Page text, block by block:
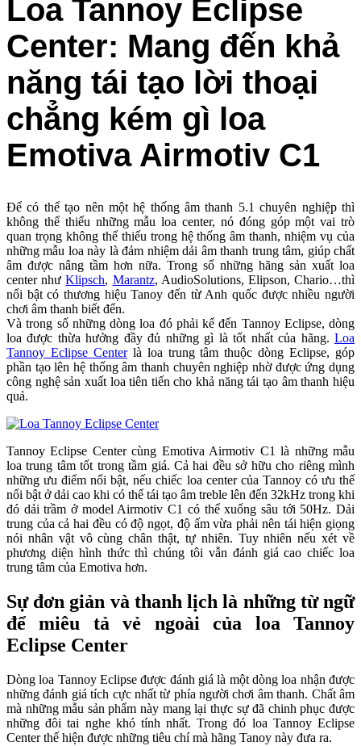
Loa Tannoy Eclipse
Center: Mang đến khả
năng tái tạo lời thoại
chẳng kém gì loa
Emotiva Airmotiv C1
Để có thể tạo nên một hệ thống âm thanh 5.1 chuyên nghiệp thì
không thể thiếu những mẫu loa center, nó đóng góp một vai trò
quan trọng không thể thiếu trong hệ thống âm thanh, nhiệm vụ của
những mẫu loa này là đảm nhiệm dải âm thanh trung tâm, giúp chất
âm được nâng tầm hơn nữa. Trong số những hãng sản xuất loa
center nhưKlipsch, Marantz, AudioSolutions, Elipson, Chario…thì
nổi bật có thương hiệu Tanoy đến từ Anh quốc được nhiều người
chơi âm thanh biết đến.
Và trong số những dòng loa đó phải kể đến Tannoy Eclipse, dòng
loa được thừa hưởng đầy đủ những gì là tốt nhất của hãng. Loa
Tannoy Eclipse Centerlà loa trung tâm thuộc dòng Eclipse, góp
phần tạo lên hệ thống âm thanh chuyên nghiệp nhờ được ứng dụng
công nghệ sản xuất loa tiên tiến cho khả năng tái tạo âm thanh hiệu
quả.
Tannoy Eclipse Center cùng Emotiva Airmotiv C1 là những mẫu
loa trung tâm tốt trong tầm giá. Cả hai đều sở hữu cho riêng mình
những ưu điểm nổi bật, nếu chiếc loa center của Tannoy có ưu thế
nổi bật ở dải cao khi có thể tái tạo âm treble lên đến 32kHz trong khi
đó dải trầm ở model Airmotiv C1 có thể xuống sâu tới 50Hz. Dải
trung của cả hai đều có độ ngọt, độ ấm vừa phải nên tái hiện giọng
nói nhân vật vô cùng chân thật, tự nhiên. Tuy nhiên nếu xét về
phương diện hình thức thì chúng tôi vẫn đánh giá cao chiếc loa
trung tâm của Emotiva hơn.
Sự đơn giản và thanh lịch là những từ ngữ
để miêu tả vẻ ngoài của loa Tannoy
Eclipse Center
Dòng loa Tannoy Eclipse được đánh giá là một dòng loa nhận được
những đánh giá tích cực nhất từ phía người chơi âm thanh. Chất âm
mà những mẫu sản phẩm này mang lại thực sự đã chinh phục được
những đôi tai nghe khó tính nhất. Trong đó loa Tannoy Eclipse
Center thế hiện được những tiêu chí mà hãng Tanoy này đưa ra.